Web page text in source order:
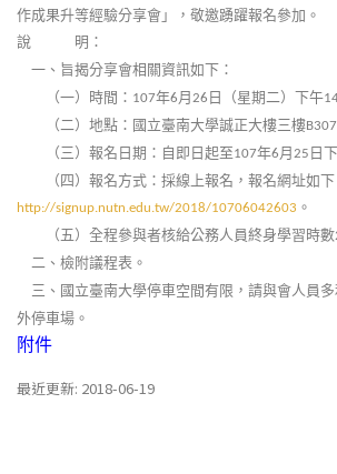
作成果升等經驗分享會」，敬邀踴躍報名參加。
說 明：
一、旨揭分享會相關資訊如下：
（一）時間： 107年6月26 日（星期二）下午
（二）地點：國立臺南大學誠正大樓三樓B307
（三）報名日期：自即日起至107年6月25 日
（四）報名方式：採線上報名，報名網址如下
http://signup.nutn.edu.tw/2018/10706042603 。
（五）全程參與者核給公務人員終身學習時數
二、檢附議程表。
三、國立臺南大學停車空間有限，請與會人員
外停車場。
附件
最近更新: 2018-06-19